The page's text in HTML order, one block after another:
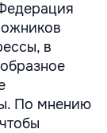
в
По мнению